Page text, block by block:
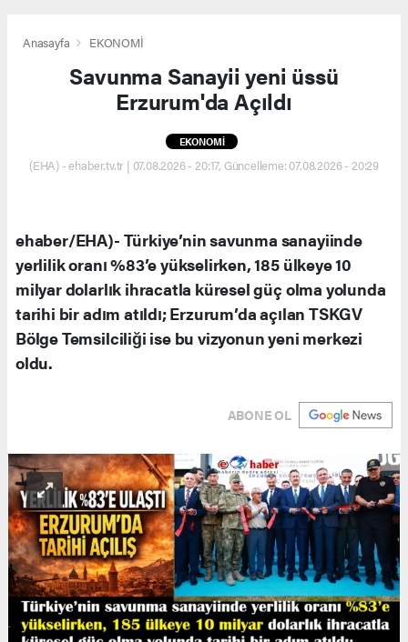
Anasayfa EKONOMİ
Savunma Sanayii yeni üssü
Erzurum'da Açıldı
EKONOMİ
(EHA) - ehaber.tv.tr | 07.08.2026 - 20:17, Güncelleme: 07.08.2026 - 20:29
ehaber/EHA)- Türkiye’nin savunma sanayiinde
yerlilik oranı %83’e yükselirken, 185 ülkeye 10
milyar dolarlık ihracatla küresel güç olma yolunda
tarihi bir adım atıldı; Erzurum’da açılan TSKGV
Bölge Temsilciliği ise bu vizyonun yeni merkezi
oldu.
ABONE OL